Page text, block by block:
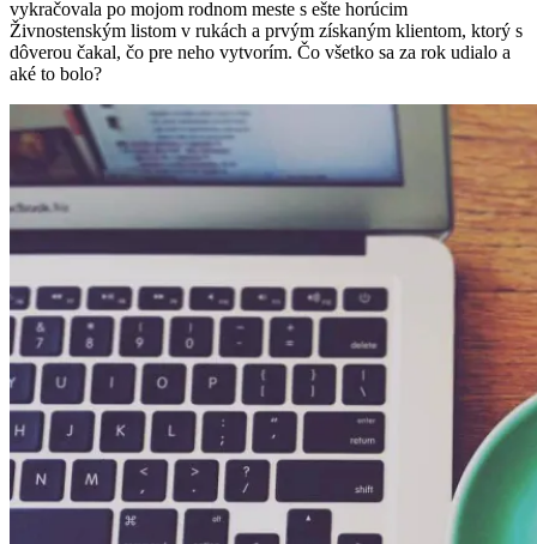
vykračovala po mojom rodnom meste s ešte horúcim
Živnostenským listom v rukách a prvým získaným klientom, ktorý s
dôverou čakal, čo pre neho vytvorím. Čo všetko sa za rok udialo a
aké to bolo?